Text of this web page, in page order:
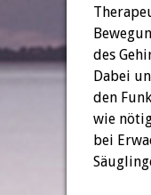
des
Dabei
den
wie
bei